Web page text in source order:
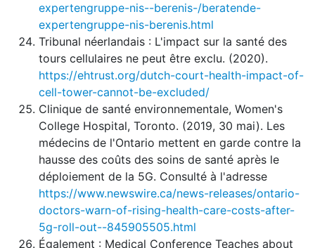
expertengruppe-nis--berenis-/beratende-
expertengruppe-nis-berenis.html
Tribunal néerlandais : L'impact sur la santé des
tours cellulaires ne peut être exclu. (2020).
https://ehtrust.org/dutch-court-health-impact-of-
cell-tower-cannot-be-excluded/
Clinique de santé environnementale, Women's
College Hospital, Toronto. (2019, 30 mai). Les
médecins de l'Ontario mettent en garde contre la
hausse des coûts des soins de santé après le
déploiement de la 5G. Consulté à l'adresse
https://www.newswire.ca/news-releases/ontario-
doctors-warn-of-rising-health-care-costs-after-
5g-roll-out--845905505.html
Également : Medical Conference Teaches about